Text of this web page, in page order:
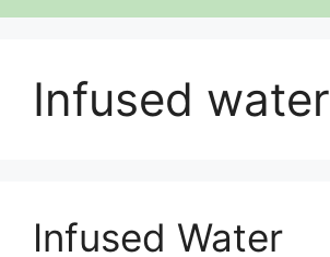
Infused water
Infused Water